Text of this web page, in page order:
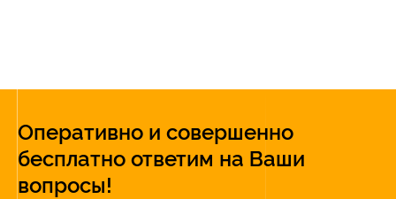
Оперативно и совершенно
бесплатно ответим на Ваши
вопросы!